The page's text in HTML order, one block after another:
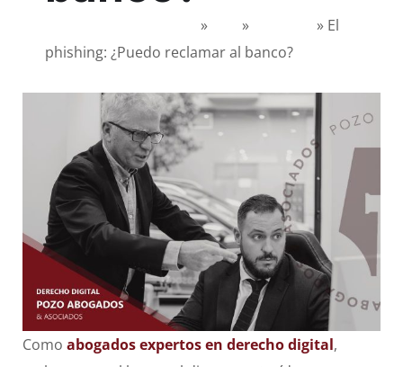
» » » El
phishing: ¿Puedo reclamar al banco?
Como abogados expertos en derecho digital,